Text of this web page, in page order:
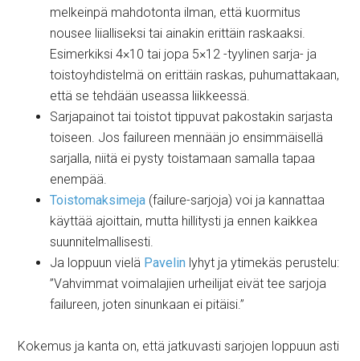
melkeinpä mahdotonta ilman, että kuormitus
nousee liialliseksi tai ainakin erittäin raskaaksi.
Esimerkiksi 4×10 tai jopa 5×12 -tyylinen sarja- ja
toistoyhdistelmä on erittäin raskas, puhumattakaan,
että se tehdään useassa liikkeessä.
Sarjapainot tai toistot tippuvat pakostakin sarjasta
toiseen. Jos failureen mennään jo ensimmäisellä
sarjalla, niitä ei pysty toistamaan samalla tapaa
enempää.
Toistomaksimeja (failure-sarjoja) voi ja kannattaa
käyttää ajoittain, mutta hillitysti ja ennen kaikkea
suunnitelmallisesti.
Ja loppuun vielä Pavelin lyhyt ja ytimekäs perustelu:
”Vahvimmat voimalajien urheilijat eivät tee sarjoja
failureen, joten sinunkaan ei pitäisi.”
Kokemus ja kanta on, että jatkuvasti sarjojen loppuun asti